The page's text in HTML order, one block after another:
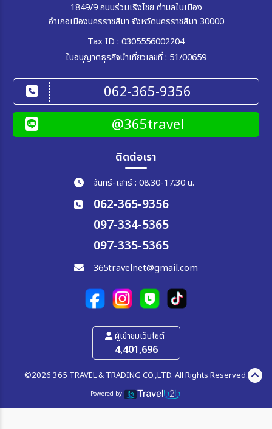
1849/9 ถนนร่วมเริงไชย ตำบลในเมือง
อำเภอเมืองนครราชสีมา จังหวัดนครราชสีมา 30000
Tax ID : 0305556002204
ใบอนุญาตธุรกิจนำเที่ยวเลขที่ : 51/00659
062-365-9356
@365travel
ติดต่อเรา
จันทร์-เสาร์ : 08.30-17.30 น.
062-365-9356
097-334-5365
097-335-5365
365travelnet@gmail.com
ผู้เข้าชมเว็บไซต์
4,401,696
©2026 365 TRAVEL & TRADING CO.,LTD. All Rights Reserved.
Powered by